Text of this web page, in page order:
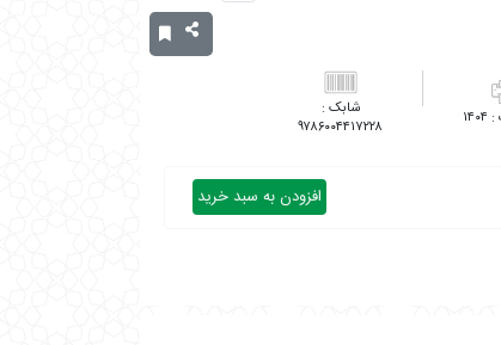
۱۴۰۴ ۹۷۸۶۰۰۴۴۱۷۲۲۸
افزودن به سبد خرید